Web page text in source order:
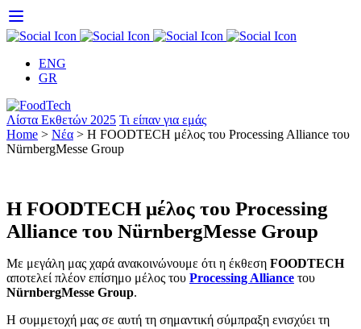
Skip
to
content
ENG
GR
Λίστα Εκθετών 2025 Τι είπαν για εμάς
Home > Νέα > Η FOODTECH μέλος του Processing Alliance του
NürnbergMesse Group
Η FOODTECH μέλος του Processing
Alliance του NürnbergMesse Group
Με μεγάλη μας χαρά ανακοινώνουμε ότι η έκθεση FOODTECH
αποτελεί πλέον επίσημο μέλος του Processing Alliance του
NürnbergMesse Group.
Η συμμετοχή μας σε αυτή τη σημαντική σύμπραξη ενισχύει τη